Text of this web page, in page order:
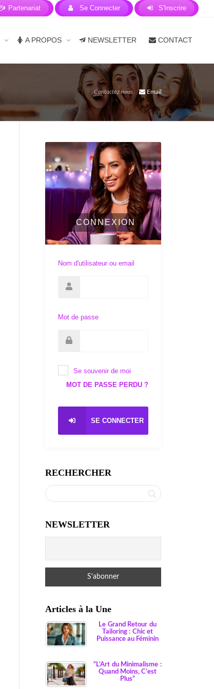
Partenariat Se Connecter S'Inscrire
A PROPOS NEWSLETTER CONTACT
Contactez nous Email
CONNEXION
Nom d'utilisateur ou email
Mot de passe
Se souvenir de moi
MOT DE PASSE PERDU ?
SE CONNECTER
RECHERCHER
NEWSLETTER
Articles à la Une
Le Grand Retour du
Tailoring : Chic et
Puissance au Féminin
“L’Art du Minimalisme :
Quand Moins, C’est
Plus”